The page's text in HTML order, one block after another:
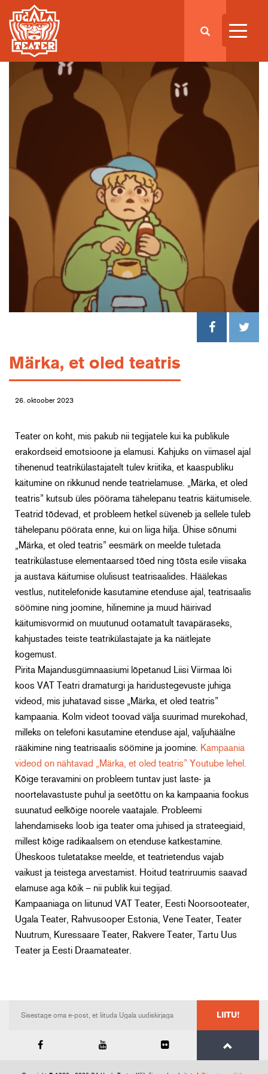
Märka, et oled teatris
26. oktoober 2023
Teater on koht, mis pakub nii tegijatele kui ka publikule
erakordseid emotsioone ja elamusi. Kahjuks on viimasel ajal
tihenenud teatrikülastajatelt tulev kriitika, et kaaspubliku
käitumine on rikkunud nende teatrielamuse. „Märka, et oled
teatris” kutsub üles pöörama tähelepanu teatris käitumisele.
Teatrid tõdevad, et probleem hetkel süveneb ja sellele tuleb
tähelepanu pöörata enne, kui on liiga hilja. Ühise sõnumi
„Märka, et oled teatris” eesmärk on meelde tuletada
teatrikülastuse elementaarsed tõed ning tõsta esile viisaka
ja austava käitumise olulisust teatrisaalides. Häälekas
vestlus, nutitelefonide kasutamine etenduse ajal, teatrisaalis
söömine ning joomine, hilinemine ja muud häirivad
käitumisvormid on muutunud ootamatult tavapäraseks,
kahjustades teiste teatrikülastajate ja ka näitlejate
kogemust.
Pirita Majandusgümnaasiumi lõpetanud Liisi Viirmaa lõi
koos VAT Teatri dramaturgi ja haridustegevuste juhiga
videod, mis juhatavad sisse „Märka, et oled teatris”
kampaania. Kolm videot toovad välja suurimad murekohad,
milleks on telefoni kasutamine etenduse ajal, valjuhäälne
rääkimine ning teatrisaalis söömine ja joomine.
Kampaania
videod on nähtavad „Märka, et oled teatris” Youtube lehel.
Kõige teravamini on probleem tuntav just laste- ja
noortelavastuste puhul ja seetõttu on ka kampaania fookus
suunatud eelkõige noorele vaatajale. Probleemi
lahendamiseks loob iga teater oma juhised ja strateegiaid,
millest kõige radikaalsem on etenduse katkestamine.
Üheskoos tuletatakse meelde, et teatrietendus vajab
vaikust ja teistega arvestamist. Hoitud teatriruumis saavad
elamuse aga kõik – nii publik kui tegijad.
Kampaaniaga on liitunud VAT Teater, Eesti Noorsooteater,
Ugala Teater, Rahvusooper Estonia, Vene Teater, Teater
Nuutrum, Kuressaare Teater, Rakvere Teater, Tartu Uus
Teater ja Eesti Draamateater.
LIITU!